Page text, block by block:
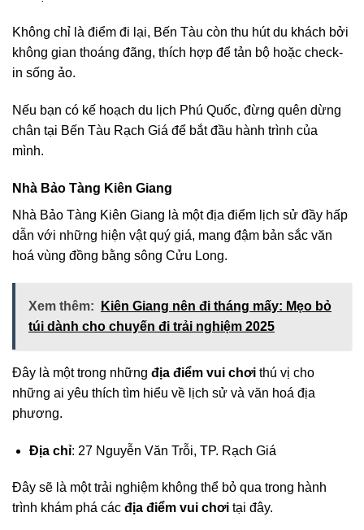
Không chỉ là điểm đi lại, Bến Tàu còn thu hút du khách bởi
không gian thoáng đãng, thích hợp để tản bộ hoặc check-
in sống ảo.
Nếu bạn có kế hoạch du lịch Phú Quốc, đừng quên dừng
chân tại Bến Tàu Rạch Giá để bắt đầu hành trình của
mình.
Nhà Bảo Tàng Kiên Giang
Nhà Bảo Tàng Kiên Giang là một địa điểm lịch sử đầy hấp
dẫn với những hiện vật quý giá, mang đậm bản sắc văn
hoá vùng đồng bằng sông Cửu Long.
Xem thêm:
Kiên Giang nên đi tháng mấy: Mẹo bỏ
túi dành cho chuyến đi trải nghiệm 2025
Đây là một trong những địa điểm vui chơi thú vị cho
những ai yêu thích tìm hiểu về lịch sử và văn hoá địa
phương.
Địa chỉ: 27 Nguyễn Văn Trỗi, TP. Rạch Giá
Đây sẽ là một trải nghiệm không thể bỏ qua trong hành
trình khám phá các địa điểm vui chơi tại đây.